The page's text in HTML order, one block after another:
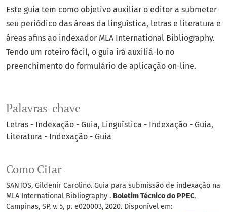
Palavras-chave
Letras - Indexação - Guia Linguística - Indexação - Guia
Literatura - Indexação - Guia
Como Citar
SANTOS, Gildenir Carolino. Guia para submissão de indexação na
MLA International Bibliography . Boletim Técnico do PPEC,
Campinas, SP, v. 5, p. e020003, 2020. Disponível em:
Este guia tem como objetivo auxiliar o editor a submeter
seu periódico das áreas da linguística, letras e literatura e
áreas afins ao indexador MLA International Bibliography.
Tendo um roteiro fácil, o guia irá auxiliá-lo no
preenchimento do formulário de aplicação on-line.